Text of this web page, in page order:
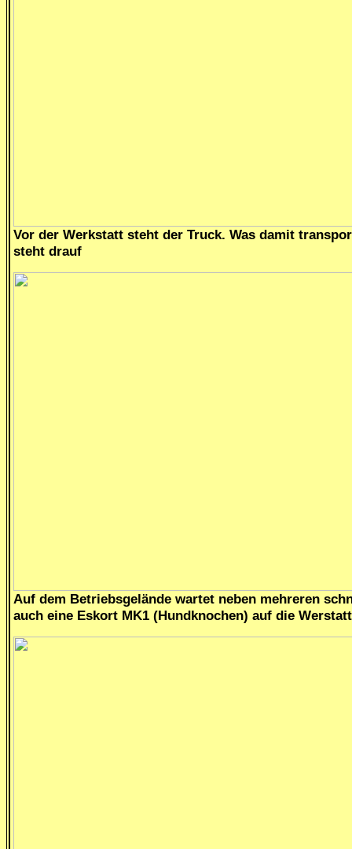
Vor der Werkstatt steht der Truck. Was damit
steht drauf
Auf dem Betriebsgelände wartet neben mehreren
auch eine Eskort MK1 (Hundknochen) auf die